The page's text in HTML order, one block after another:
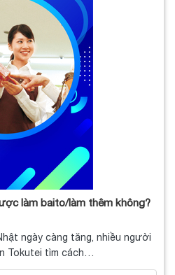
làm baito/làm thêm không?
ngày càng tăng, nhiều người
Tokutei tìm cách…